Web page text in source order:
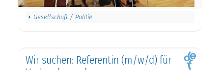
Gesellschaft / Politik
Wir suchen: Referentin (m/w/d) für